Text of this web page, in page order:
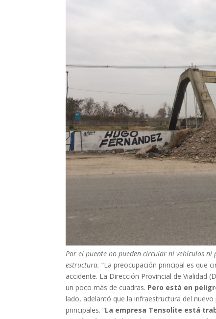
Por el puente no pueden circular ni vehículos
estructura. “La preocupación principal es que
accidente. La Dirección Provincial de Vialidad
un poco más de cuadras. Pero está en
lado, adelantó que la infraestructura del
principales. “La empresa Tensolite está